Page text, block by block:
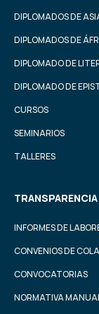
DIPLOMADOS DE
DIPLOMADOS DE
DIPLOMADO DE
DIPLOMADO DE
CURSOS
SEMINARIOS
TALLERES
TRANSPARENCIA
INFORMES DE
CONVENIOS DE
CONVOCATORIAS
NORMATIVA